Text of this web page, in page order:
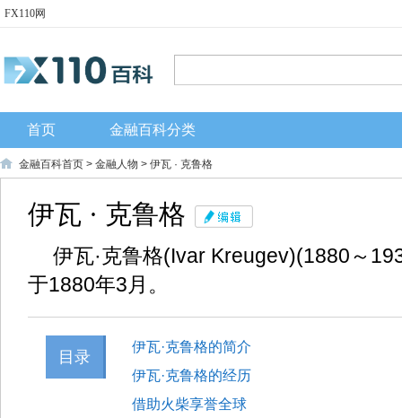
FX110网
首页 金融百科分类
金融百科首页 > 金融人物 > 伊瓦 · 克鲁格
伊瓦 · 克鲁格
伊瓦·克鲁格(Ivar Kreugev)(1880～
于1880年3月。
目录
伊瓦·克鲁格的简介
伊瓦·克鲁格的经历
借助火柴享誉全球